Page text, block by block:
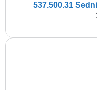
537.500.31